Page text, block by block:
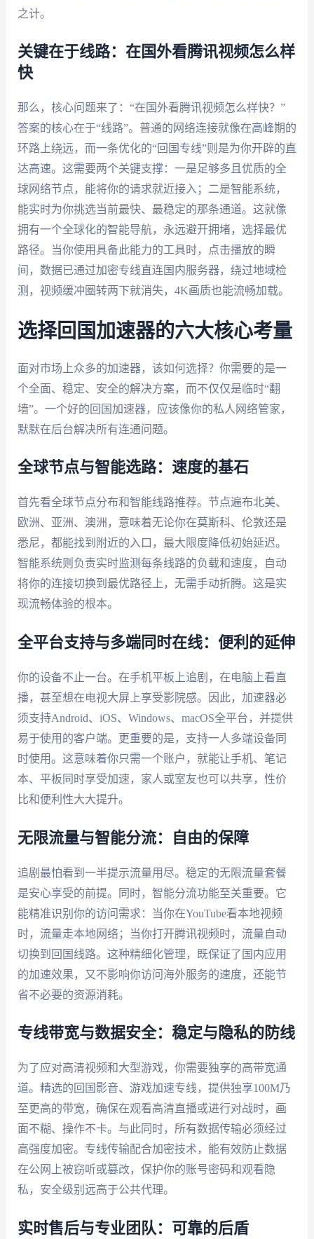
之计。
关键在于线路：在国外看腾讯视频怎么样
快
那么，核心问题来了：“在国外看腾讯视频怎么样快？”
答案的核心在于“线路”。普通的网络连接就像在高峰期的
环路上绕远，而一条优化的“回国专线”则是为你开辟的直
达高速。这需要两个关键支撑：一是足够多且优质的全
球网络节点，能将你的请求就近接入；二是智能系统，
能实时为你挑选当前最快、最稳定的那条通道。这就像
拥有一个全球化的智能导航，永远避开拥堵，选择最优
路径。当你使用具备此能力的工具时，点击播放的瞬
间，数据已通过加密专线直连国内服务器，绕过地域检
测，视频缓冲圈转两下就消失，4K画质也能流畅加载。
选择回国加速器的六大核心考量
面对市场上众多的加速器，该如何选择？你需要的是一
个全面、稳定、安全的解决方案，而不仅仅是临时“翻
墙”。一个好的回国加速器，应该像你的私人网络管家，
默默在后台解决所有连通问题。
全球节点与智能选路：速度的基石
首先看全球节点分布和智能线路推荐。节点遍布北美、
欧洲、亚洲、澳洲，意味着无论你在莫斯科、伦敦还是
悉尼，都能找到附近的入口，最大限度降低初始延迟。
智能系统则负责实时监测每条线路的负载和速度，自动
将你的连接切换到最优路径上，无需手动折腾。这是实
现流畅体验的根本。
全平台支持与多端同时在线：便利的延伸
你的设备不止一台。在手机平板上追剧，在电脑上看直
播，甚至想在电视大屏上享受影院感。因此，加速器必
须支持Android、iOS、Windows、macOS全平台，并提供
易于使用的客户端。更重要的是，支持一人多端设备同
时使用。这意味着你只需一个账户，就能让手机、笔记
本、平板同时享受加速，家人或室友也可以共享，性价
比和便利性大大提升。
无限流量与智能分流：自由的保障
追剧最怕看到一半提示流量用尽。稳定的无限流量套餐
是安心享受的前提。同时，智能分流功能至关重要。它
能精准识别你的访问需求：当你在YouTube看本地视频
时，流量走本地网络；当你打开腾讯视频时，流量自动
切换到回国线路。这种精细化管理，既保证了国内应用
的加速效果，又不影响你访问海外服务的速度，还能节
省不必要的资源消耗。
专线带宽与数据安全：稳定与隐私的防线
为了应对高清视频和大型游戏，你需要独享的高带宽通
道。精选的回国影音、游戏加速专线，提供独享100M乃
至更高的带宽，确保在观看高清直播或进行对战时，画
面不糊、操作不卡。与此同时，所有数据传输必须经过
高强度加密。专线传输配合加密技术，能有效防止数据
在公网上被窃听或篡改，保护你的账号密码和观看隐
私，安全级别远高于公共代理。
实时售后与专业团队：可靠的后盾